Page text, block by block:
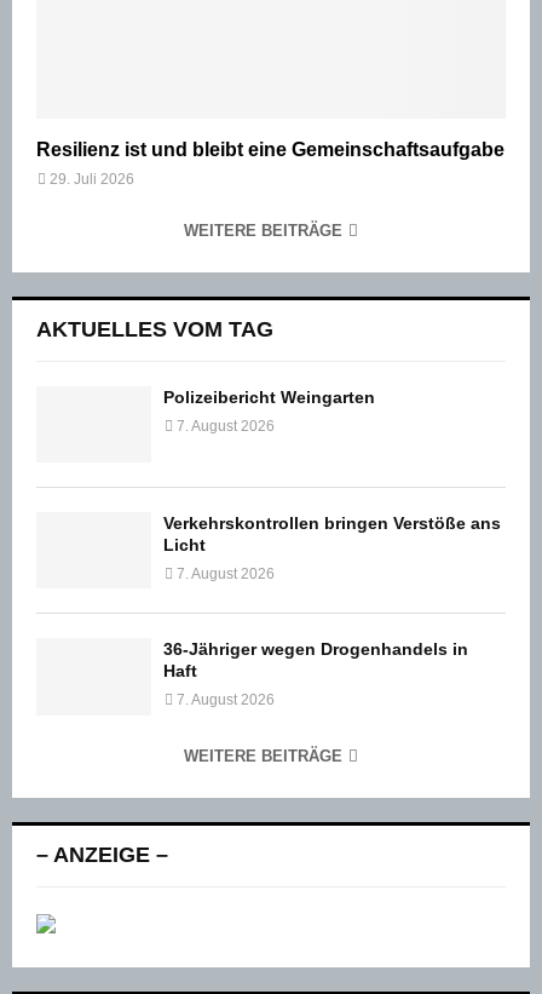
Resilienz ist und bleibt eine Gemeinschaftsaufgabe
29. Juli 2026
WEITERE BEITRÄGE
AKTUELLES VOM TAG
Polizeibericht Weingarten
7. August 2026
Verkehrskontrollen bringen Verstöße ans
Licht
7. August 2026
36-Jähriger wegen Drogenhandels in
Haft
7. August 2026
WEITERE BEITRÄGE
– ANZEIGE –